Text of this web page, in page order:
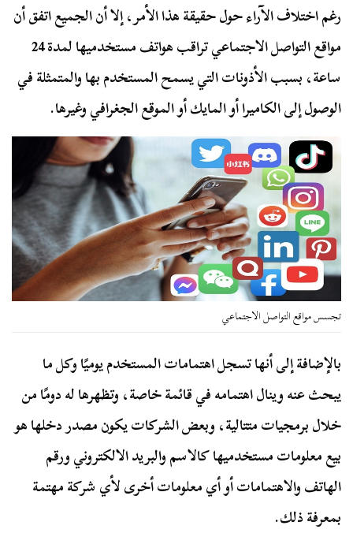
رغم اختلاف الآراء حول حقيقة هذا الأمر، إلا أن الجميع اتفق أن
مواقع التواصل الاجتماعي تراقب هواتف مستخدميها لمدة 24
ساعة، بسبب الأذونات التي يسمح المستخدم بها والمتمثلة في
الوصول إلى الكاميرا أو المايك أو الموقع الجغرافي وغيرها.
تجسس مواقع التواصل الاجتماعي
بالإضافة إلى أنها تسجل اهتمامات المستخدم يوميًا وكل ما
يبحث عنه وينال اهتمامه في قائمة خاصة، وتظهرها له دومًا من
خلال برمجيات متتالية، وبعض الشركات يكون مصدر دخلها هو
بيع معلومات مستخدميها كالاسم والبريد الالكتروني ورقم
الهاتف والاهتمامات أو أي معلومات أخرى لأي شركة مهتمة
بمعرفة ذلك.